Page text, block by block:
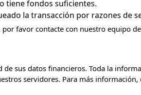
tiene fondos suficientes.
la transacción por razones de
favor contacte con nuestro equipo
sus datos financieros. Toda la
servidores. Para más información,